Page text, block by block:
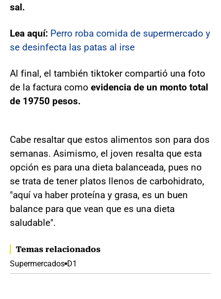
sal.
Lea aquí: Perro roba comida de supermercado y
se desinfecta las patas al irse
Al final, el también tiktoker compartió una foto
de la factura como evidencia de un monto total
de 19750 pesos.
Cabe resaltar que estos alimentos son para dos
semanas. Asimismo, el joven resalta que esta
opción es para una dieta balanceada, pues no
se trata de tener platos llenos de carbohidrato,
"aquí va haber proteína y grasa, es un buen
balance para que vean que es una dieta
saludable".
Temas relacionados
Supermercados D1